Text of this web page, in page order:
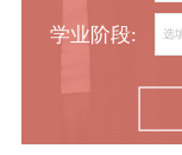
学业阶段: